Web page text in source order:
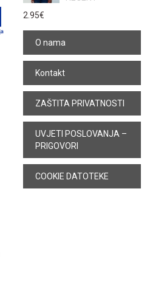
2.95€
O nama
Kontakt
ZAŠTITA PRIVATNOSTI
UVJETI POSLOVANJA –
PRIGOVORI
COOKIE DATOTEKE